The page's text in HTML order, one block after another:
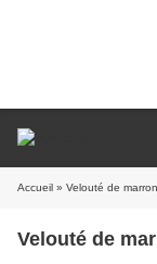
Accueil » Velouté de
Velouté de